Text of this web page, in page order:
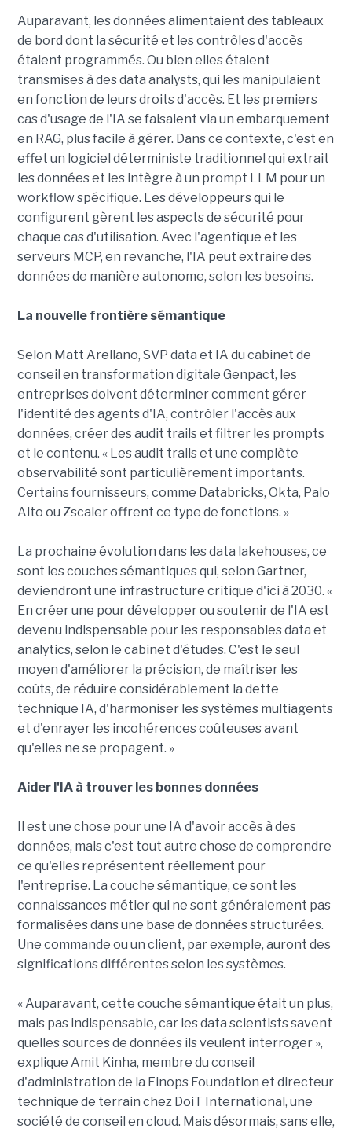
Auparavant, les données alimentaient des tableaux
de bord dont la sécurité et les contrôles d'accès
étaient programmés. Ou bien elles étaient
transmises à des data analysts, qui les manipulaient
en fonction de leurs droits d'accès. Et les premiers
cas d'usage de l'IA se faisaient via un embarquement
en RAG, plus facile à gérer. Dans ce contexte, c'est en
effet un logiciel déterministe traditionnel qui extrait
les données et les intègre à un prompt LLM pour un
workflow spécifique. Les développeurs qui le
configurent gèrent les aspects de sécurité pour
chaque cas d'utilisation. Avec l'agentique et les
serveurs MCP, en revanche, l'IA peut extraire des
données de manière autonome, selon les besoins.
La nouvelle frontière sémantique
Selon Matt Arellano, SVP data et IA du cabinet de
conseil en transformation digitale Genpact, les
entreprises doivent déterminer comment gérer
l'identité des agents d'IA, contrôler l'accès aux
données, créer des audit trails et filtrer les prompts
et le contenu. « Les audit trails et une complète
observabilité sont particulièrement importants.
Certains fournisseurs, comme Databricks, Okta, Palo
Alto ou Zscaler offrent ce type de fonctions. »
La prochaine évolution dans les data lakehouses, ce
sont les couches sémantiques qui, selon Gartner,
deviendront une infrastructure critique d'ici à 2030. «
En créer une pour développer ou soutenir de l'IA est
devenu indispensable pour les responsables data et
analytics, selon le cabinet d'études. C'est le seul
moyen d'améliorer la précision, de maîtriser les
coûts, de réduire considérablement la dette
technique IA, d'harmoniser les systèmes multiagents
et d'enrayer les incohérences coûteuses avant
qu'elles ne se propagent. »
Aider l'IA à trouver les bonnes données
Il est une chose pour une IA d'avoir accès à des
données, mais c'est tout autre chose de comprendre
ce qu'elles représentent réellement pour
l'entreprise. La couche sémantique, ce sont les
connaissances métier qui ne sont généralement pas
formalisées dans une base de données structurées.
Une commande ou un client, par exemple, auront des
significations différentes selon les systèmes.
« Auparavant, cette couche sémantique était un plus,
mais pas indispensable, car les data scientists savent
quelles sources de données ils veulent interroger »,
explique Amit Kinha, membre du conseil
d'administration de la Finops Foundation et directeur
technique de terrain chez DoiT International, une
société de conseil en cloud. Mais désormais, sans elle,